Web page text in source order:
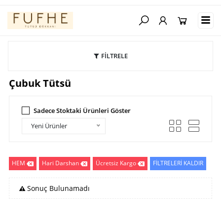
FİLTRELE
Çubuk Tütsü
Sadece Stoktaki Ürünleri Göster
Yeni Ürünler
HEM Hari Darshan Ücretsiz Kargo FİLTRELERİ KALDIR
Sonuç Bulunamadı